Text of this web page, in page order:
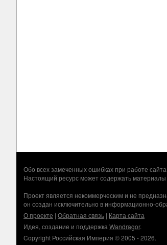
Обо всех замеченных ошибках при работе
Настоящий ресурс может содержать материалы
Проект является некоммерческим и не
он создан исключительно в информационно-
О проекте | Обратная связь | Карта сайта
Идея, создание и поддержка Wandragor.
Copyright Российская Империя © 2005 - 2026.